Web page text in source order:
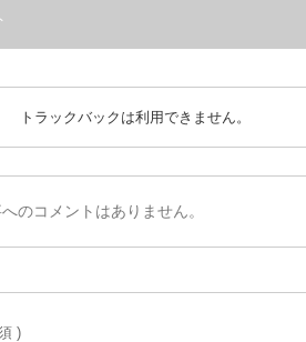
トラックバックは利用できません。
のコメントはありません。
)